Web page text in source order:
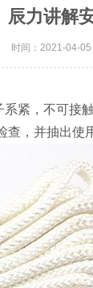
辰力讲解
时间：2021-04-
紧，不可
，并抽出